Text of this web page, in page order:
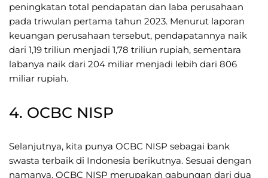
peningkatan total pendapatan dan laba perusahaan
pada triwulan pertama tahun 2023. Menurut laporan
keuangan perusahaan tersebut, pendapatannya naik
dari 1,19 triliun menjadi 1,78 triliun rupiah, sementara
labanya naik dari 204 miliar menjadi lebih dari 806
miliar rupiah.
4. OCBC NISP
Selanjutnya, kita punya OCBC NISP sebagai bank
swasta terbaik di Indonesia berikutnya. Sesuai dengan
namanya, OCBC NISP merupakan gabungan dari dua